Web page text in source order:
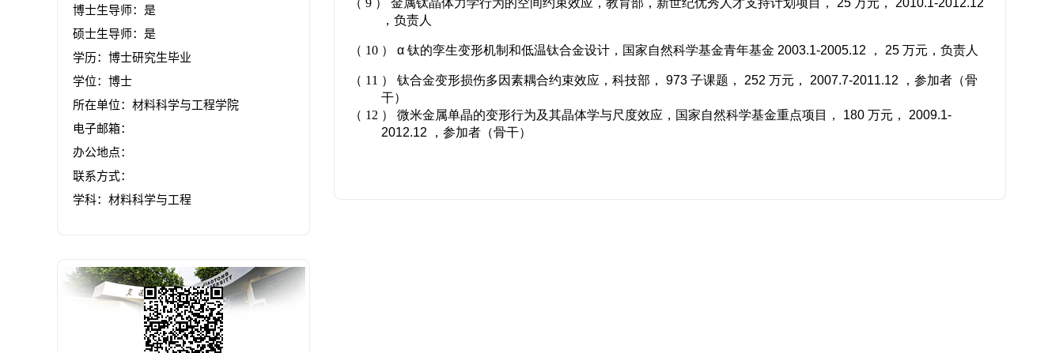
博士生导师：是
硕士生导师：是
学历：博士研究生毕业
学位：博士
所在单位：材料科学与工程学院
电子邮箱：
办公地点：
联系方式：
学科：材料科学与工程